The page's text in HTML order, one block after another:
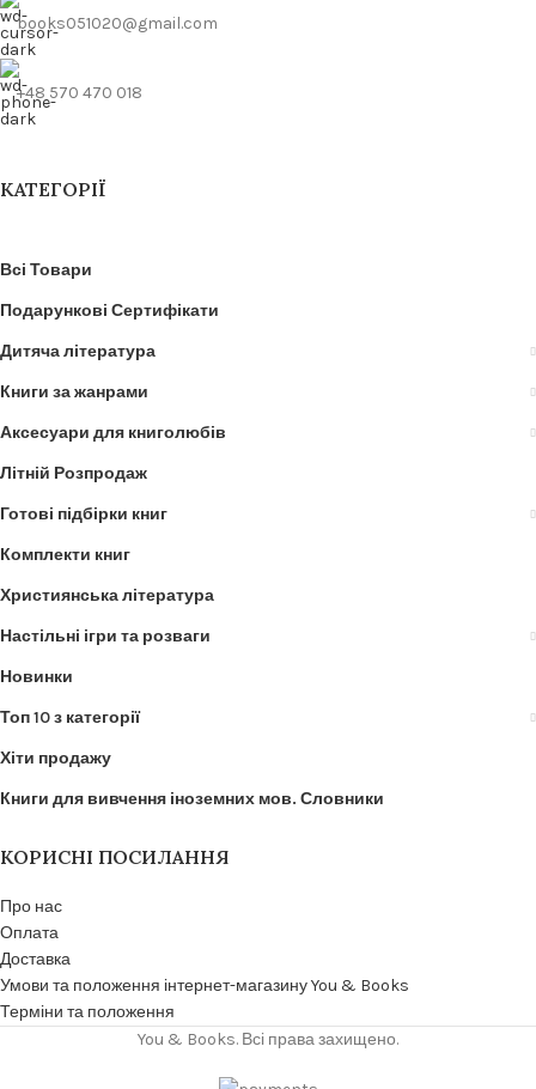
books051020@gmail.com
+48 570 470 018
КАТЕГОРІЇ
Всі Товари
Подарункові Сертифікати
Дитяча література
Книги за жанрами
Аксесуари для книголюбів
Літній Розпродаж
Готові підбірки книг
Комплекти книг
Християнська література
Настільні ігри та розваги
Новинки
Топ 10 з категорії
Хіти продажу
Книги для вивчення іноземних мов. Словники
КОРИСНІ ПОСИЛАННЯ
Про нас
Оплата
Доставка
Умови та положення інтернет-магазину You & Books
Терміни та положення
You & Books. Всі права захищено.